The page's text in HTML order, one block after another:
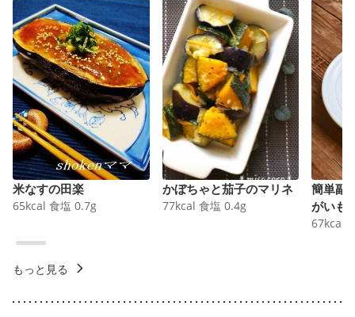
米なすの田楽
65kcal 食塩 0.7g
かぼちゃと茄子のマリネ
77kcal 食塩 0.4g
簡単副
がいも
67kcal
もっと見る